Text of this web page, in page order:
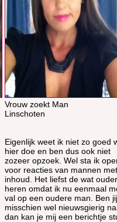
Vrouw zoekt Man
Linschoten
Eigenlijk weet ik niet zo goed
hier doe en ben dus ook niet
zozeer opzoek. Wel sta ik
voor reacties van mannen met
inhoud. Het liefst de wat
heren omdat ik nu eenmaal
val op een oudere man. Ben jij
misschien wel nieuwsgierig
dan kan je mij een berichtje